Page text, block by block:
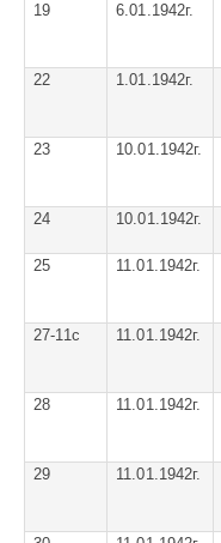
19
6.01.1942г.
22
1.01.1942г.
23
10.01.1942г.
24
10.01.1942г.
25
11.01.1942г.
27-11с
11.01.1942г.
28
11.01.1942г.
29
11.01.1942г.